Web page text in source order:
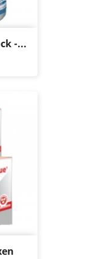
-...